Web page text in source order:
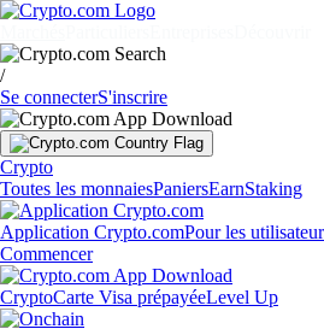
/
Se connecterS'inscrire
Crypto
Toutes les monnaiesPaniersEarnStaking
Application Crypto.comPour les
Commencer
CryptoCarte Visa prépayéeLevel Up